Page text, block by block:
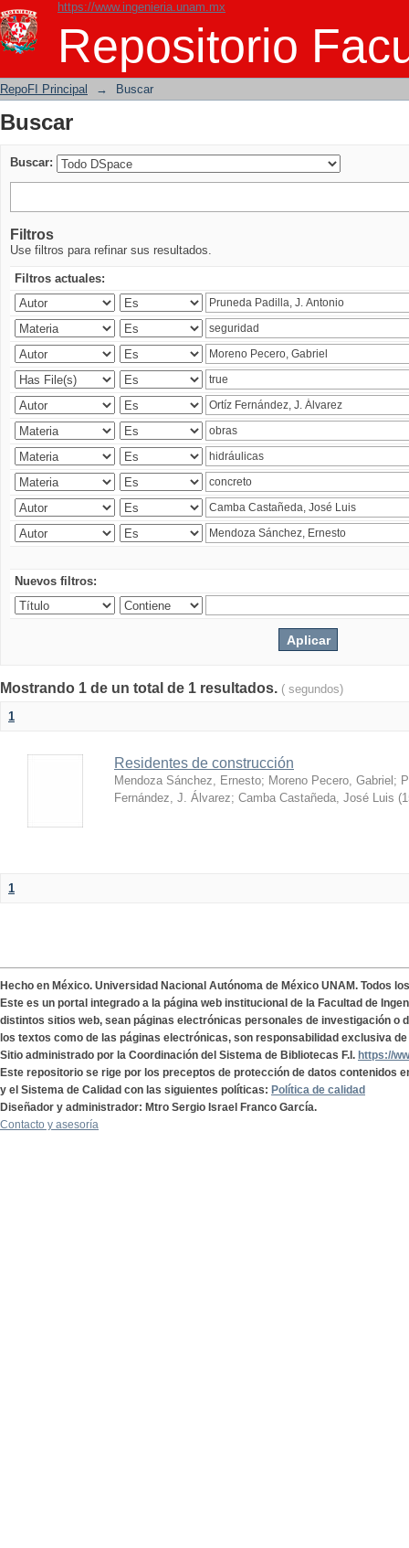
https://www.ingenieria.unam.mx
Repositorio
Buscar
RepoFI Principal → Buscar
Buscar
Buscar:
Filtros
Use filtros para refinar sus resultados.
Filtros actuales:
Nuevos filtros:
Mostrando 1 de un total de 1 resultados. ( segundos)
1
Residentes de construcción
Mendoza Sánchez, Ernesto; Moreno Pecero, Gabriel ;
Fernández, J. Álvarez; Camba Castañeda, José Luis (
1
Hecho en México. Universidad Nacional Autónoma de México UNAM. Todos
Este es un portal integrado a la página web institucional de la Facultad de
distintos sitios web, sean páginas electrónicas personales de investigación o
los textos como de las páginas electrónicas, son responsabilidad exclusiva
Sitio administrado por la Coordinación del Sistema de Bibliotecas F.I. https://
Este repositorio se rige por los preceptos de protección de datos contenidos
y el Sistema de Calidad con las siguientes políticas: Política de calidad
Diseñador y administrador: Mtro Sergio Israel Franco García.
Contacto y asesoría